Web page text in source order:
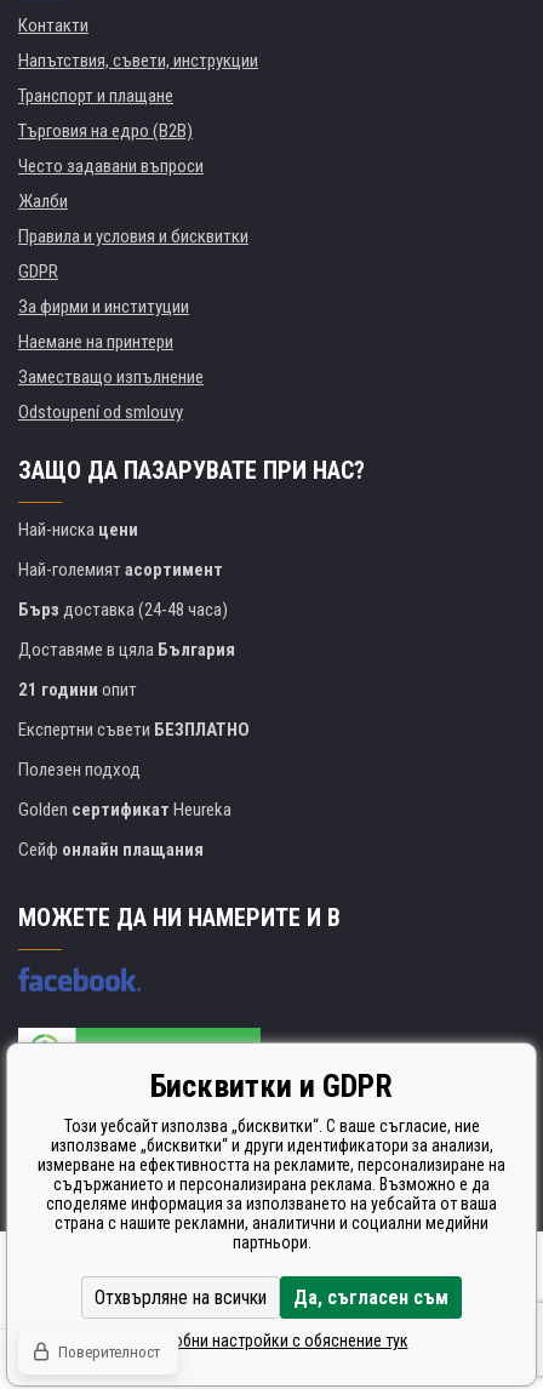
Контакти
Напътствия, съвети, инструкции
Транспорт и плащане
Търговия на едро (B2B)
Често задавани въпроси
Жалби
Правила и условия и бисквитки
GDPR
За фирми и институции
Наемане на принтери
Заместващо изпълнение
Odstoupení od smlouvy
ЗАЩО ДА ПАЗАРУВАТЕ ПРИ НАС?
Най-ниска цени
Най-големиятасортимент
Бърз доставка (24-48 часа)
Доставяме в цяла България
21 години опит
Експертни съвети БЕЗПЛАТНО
Полезен подход
Golden сертификат Heureka
Сейф онлайн плащания
МОЖЕТЕ ДА НИ НАМЕРИТЕ И В
Производителят на касети е сертифициран
ISO 9001. ISO 14001 и STMC.
Ecommerce solutionsBINARGON.cz
© Всички права запазени CDRmarket.cz -
Бисквитки и GDPR
Този уебсайт използва „бисквитки“. С ваше съгласие, ние
използваме „бисквитки“ и други идентификатори за анализи,
измерване на ефективността на рекламите, персонализиране на
съдържанието и персонализирана реклама. Възможно е да
споделяме информация за използването на уебсайта от ваша
страна с нашите рекламни, аналитични и социални медийни
партньори.
Отхвърляне на всички Да, съгласен съм
Подробни настройки с обяснение тук
Поверителност